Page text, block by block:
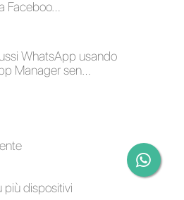
dimensioni, dalle
di creare un routing
provare questa